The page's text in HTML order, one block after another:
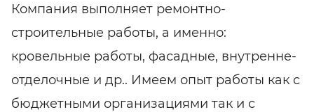
Компания выполняет ремонтно-
строительные работы, а именно:
кровельные работы, фасадные, внутренне-
отделочные и др.. Имеем опыт работы как с
бюджетными организациями так и с